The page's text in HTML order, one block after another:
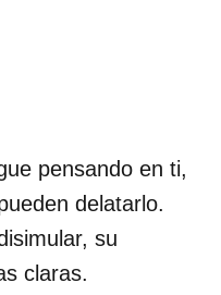
pensando en ti,
delatarlo.
su
claras.